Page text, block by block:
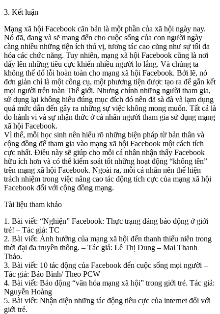
3. Kết luận
Mạng xã hội Facebook căn bản là một phần của xã hội ngày nay.
Nó đã, đang và sẽ mang đến cho cuộc sống của con người ngày
càng nhiều những tiện ích thú vị, tương tác cao cũng như sự tối đa
hóa các chức năng. Tuy nhiên, mạng xã hội Facebook cũng là nơi
dấy lên những tiêu cực khiến nhiều người lo lắng. Và chúng ta
không thể đổ lỗi hoàn toàn cho mạng xã hội Facebook. Bởi lẽ, nó
đơn giản chỉ là một công cụ, một phương tiện được tạo ra để gắn kết
mọi người trên toàn Thế giới. Nhưng chính những người tham gia,
sử dụng lại không hiểu đúng mục đích đó nên đã sà đà và lạm dụng
quá mức dẫn đến gây ra những sự việc không mong muốn. Tất cả là
do hành vi và sự nhận thức ở cá nhân người tham gia sử dụng mạng
xã hội Facebook.
Vì thế, mỗi học sinh nên hiểu rõ những biện pháp từ bản thân và
cộng đồng để tham gia vào mạng xã hội Facebook một cách tích
cực nhất. Điều này sẽ giúp cho mỗi cá nhân nhận thấy Facebook
hữu ích hơn và có thể kiểm soát tốt những hoạt động “không tên”
trên mạng xã hội Facebook. Ngoài ra, mỗi cá nhân nên thể hiện
trách nhiệm trong việc nâng cao tác động tích cực của mạng xã hội
Facebook đối với cộng đồng mạng.
Tài liệu tham khảo
1. Bài viết: “Nghiện” Facebook: Thực trạng đáng báo động ở giới
trẻ! – Tác giả: TC
2. Bài viết: Ảnh hưởng của mạng xã hội đến thanh thiếu niên trong
thời đại đa truyền thông. – Tác giả: Lê Thị Dung – Mai Thanh
Thảo.
3. Bài viết: 10 tác động của Facebook đến cuộc sống mọi người –
Tác giả: Bảo Bình/ Theo PCW
4. Bài viết: Báo động “văn hóa mạng xã hội” trong giới trẻ. Tác giả:
Nguyễn Hoàng
5. Bài viết: Nhận diện những tác động tiêu cực của internet đối với
giới trẻ.